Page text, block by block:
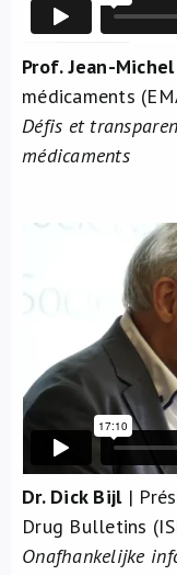
Prof. Jean-
médicaments
Défis et
médicaments
Dr. Dick Bijl |
Drug Bulletins
Onafhankelijke